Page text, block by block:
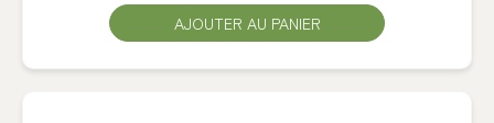
AJOUTER AU PANIER